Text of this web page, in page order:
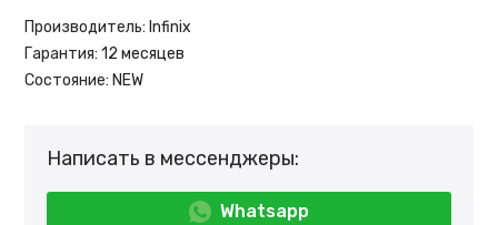
Производитель: Infinix
Гарантия: 12 месяцев
Состояние: NEW
Написать в мессенджеры:
Whatsapp